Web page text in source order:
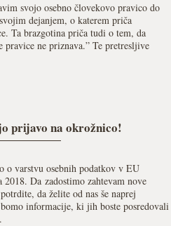
svojo osebno človekovo pravico do
dejanjem, o katerem priča
Ta brazgotina priča tudi o tem, da
ne priznava.” Te pretresljive
prijavo na okrožnico!
o varstvu osebnih podatkov v EU
Da zadostimo zahtevam nove
da želite od nas še naprej
informacije, ki jih boste posredovali